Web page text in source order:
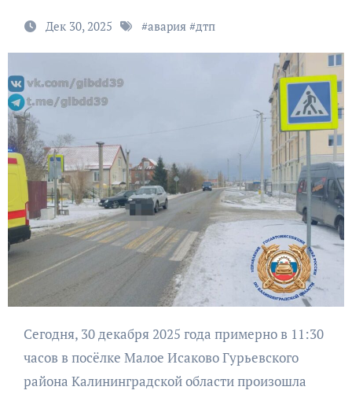
Дек 30, 2025 #авария#дтп
Сегодня, 30 декабря 2025 года примерно в 11:30
часов в посёлке Малое Исаково Гурьевского
района Калининградской области произошла